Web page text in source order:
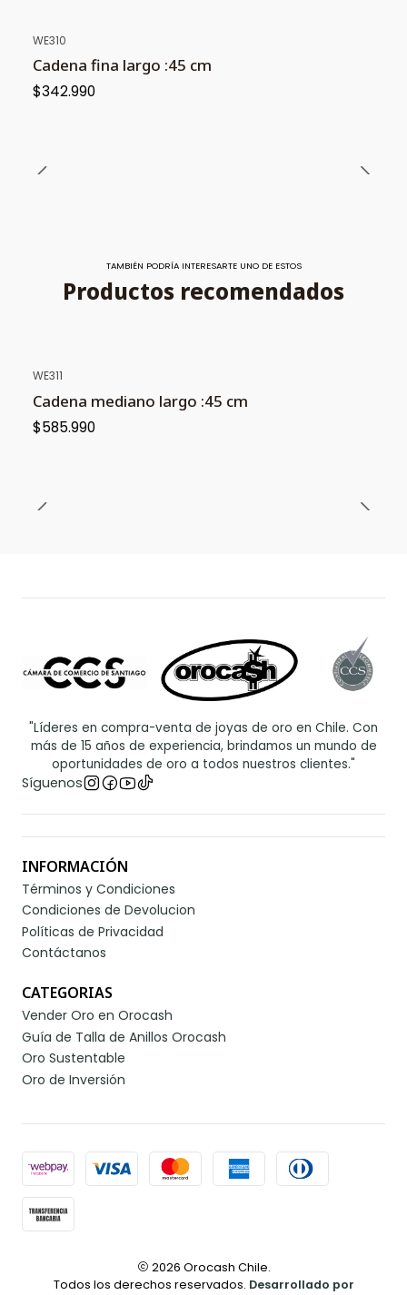
WE310
Cadena fina largo :45 cm
$342.990
TAMBIÉN PODRÍA INTERESARTE UNO DE ESTOS
Productos recomendados
WE311
Cadena mediano largo :45 cm
$585.990
"Líderes en compra-venta de joyas de oro en Chile. Con
más de 15 años de experiencia, brindamos un mundo de
oportunidades de oro a todos nuestros clientes."
Síguenos
INFORMACIÓN
Términos y Condiciones
Condiciones de Devolucion
Políticas de Privacidad
Contáctanos
CATEGORIAS
Vender Oro en Orocash
Guía de Talla de Anillos Orocash
Oro Sustentable
Oro de Inversión
2026 Orocash Chile.
Todos los derechos reservados. Desarrollado por